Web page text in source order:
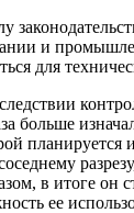
и
для
больше
в итоге он
ее